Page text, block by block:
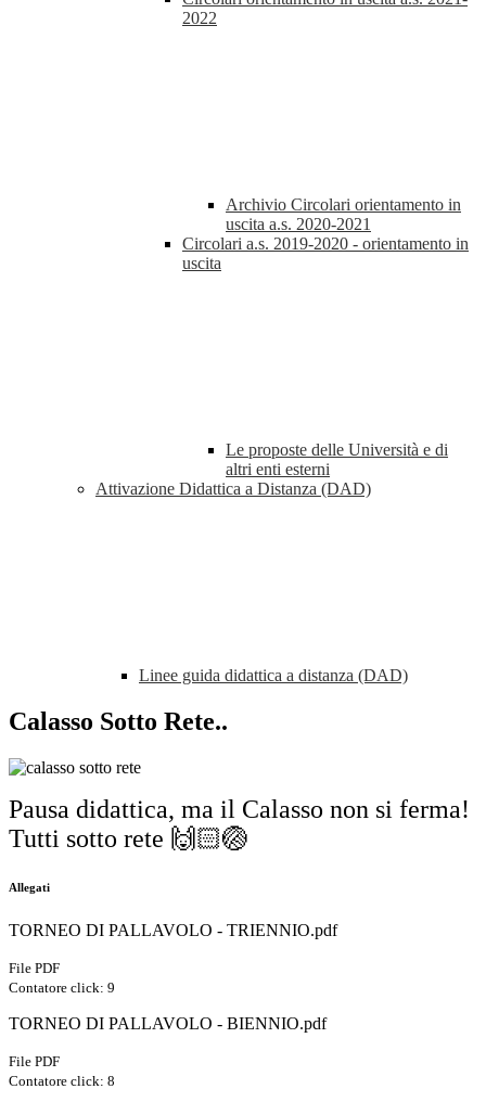
2022
Archivio Circolari orientamento in
uscita a.s. 2020-2021
Circolari a.s. 2019-2020 - orientamento in
uscita
Le proposte delle Università e di
altri enti esterni
Attivazione Didattica a Distanza (DAD)
Linee guida didattica a distanza (DAD)
Calasso Sotto Rete..
Pausa didattica, ma il Calasso non si ferma!
Tutti sotto rete 🙌🏻🏐
Allegati
TORNEO DI PALLAVOLO - TRIENNIO.pdf
File PDF
Contatore click: 9
TORNEO DI PALLAVOLO - BIENNIO.pdf
File PDF
Contatore click: 8